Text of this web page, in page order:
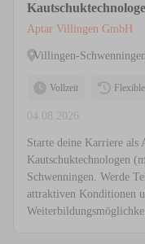
Aptar Villingen GmbH
Villingen-Schwenningen
Vollzeit
04.08.2026
Starte deine Karriere als
Kautschuktechnologen
Schwenningen. Werde
attraktiven Konditionen